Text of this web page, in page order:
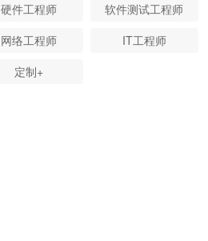
硬件工程师
软件测试工程师
网络工程师
IT工程师
定制+